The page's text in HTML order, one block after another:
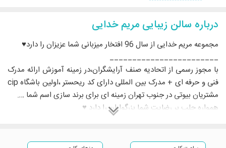
درباره سالن زیبایی مریم خدایی
مجموعه مریم خدایی از سال 96 افتخار میزبانی شما عزیزان را دارد♥️
________________________
با مجوز رسمی از اتحادیه صنف آرایشگران،در زمینه آموزش ارائه مدرک
فنی و حرفه ای + مدرک بین المللی دارای کد ریحستر ،اولین باشگاه cip
مشتریان بیوتی در جنوب تهران زمینه ای برای برند سازی اسم شما ….
همواره جلب بر رضایت شما بزرگواران را دارد ♥️